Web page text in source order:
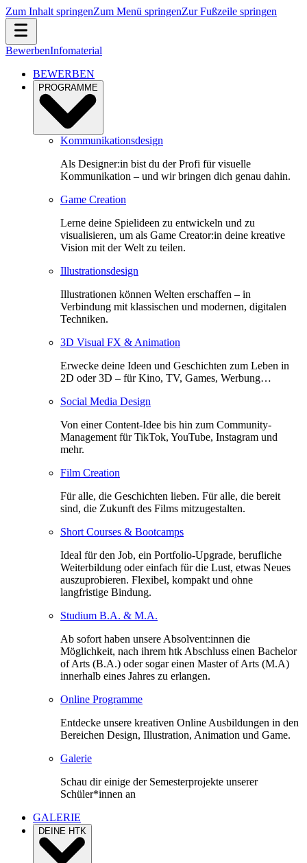
Zum Inhalt springenZum Menü springenZur Fußzeile springen
BewerbenInfomaterial
BEWERBEN
PROGRAMME
Kommunikationsdesign
Als Designer:in bist du der Profi für visuelle
Kommunikation – und wir bringen dich genau dahin.
Game Creation
Lerne deine Spielideen zu entwickeln und zu
visualisieren, um als Game Creator:in deine kreative
Vision mit der Welt zu teilen.
Illustrationsdesign
Illustrationen können Welten erschaffen – in
Verbindung mit klassischen und modernen, digitalen
Techniken.
3D Visual FX & Animation
Erwecke deine Ideen und Geschichten zum Leben in
2D oder 3D – für Kino, TV, Games, Werbung…
Social Media Design
Von einer Content-Idee bis hin zum Community-
Management für TikTok, YouTube, Instagram und
mehr.
Film Creation
Für alle, die Geschichten lieben. Für alle, die bereit
sind, die Zukunft des Films mitzugestalten.
Short Courses & Bootcamps
Ideal für den Job, ein Portfolio-Upgrade, berufliche
Weiterbildung oder einfach für die Lust, etwas Neues
auszuprobieren. Flexibel, kompakt und ohne
langfristige Bindung.
Studium B.A. & M.A.
Ab sofort haben unsere Absolvent:innen die
Möglichkeit, nach ihrem htk Abschluss einen Bachelor
of Arts (B.A.) oder sogar einen Master of Arts (M.A)
innerhalb eines Jahres zu erlangen.
Online Programme
Entdecke unsere kreativen Online Ausbildungen in den
Bereichen Design, Illustration, Animation und Game.
Galerie
Schau dir einige der Semesterprojekte unserer
Schüler*innen an
GALERIE
DEINE HTK